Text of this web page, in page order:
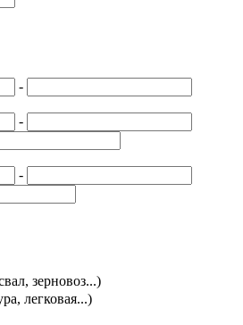
-
-
-
зерновоз...)
легковая...)